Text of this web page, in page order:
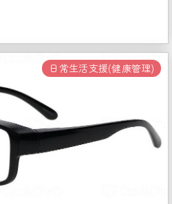
日常生活支援(健康管理)